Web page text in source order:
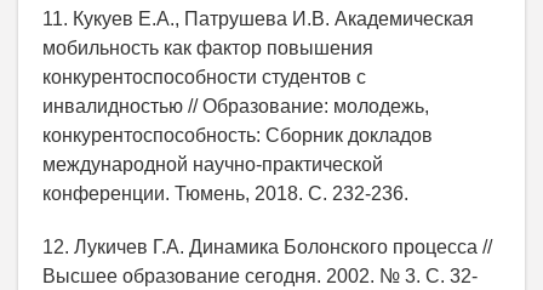
11. Кукуев Е.А., Патрушева И.В. Академическая
мобильность как фактор повышения
конкурентоспособности студентов с
инвалидностью // Образование: молодежь,
конкурентоспособность: Сборник докладов
международной научно-практической
конференции. Тюмень, 2018. С. 232-236.
12. Лукичев Г.А. Динамика Болонского процесса //
Высшее образование сегодня. 2002. № 3. С. 32-